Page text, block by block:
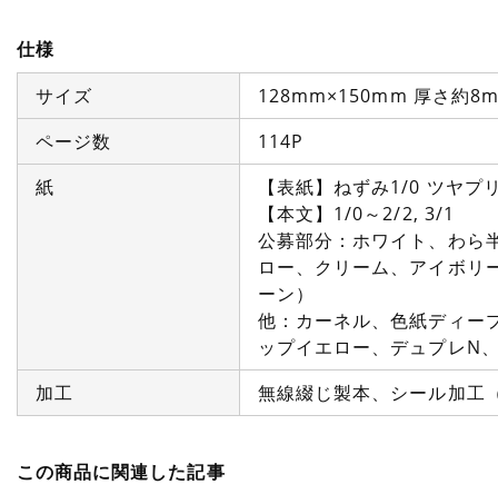
仕様
サイズ
128mm×150mm 厚さ約
ページ数
114P
紙
【表紙】ねずみ1/0 ツヤプ
【本文】1/0～2/2, 3/1
公募部分：ホワイト、わら
ロー、クリーム、アイボリ
ーン）
他：カーネル、色紙ディー
ップイエロー、デュプレN
加工
無線綴じ製本、シール加工
この商品に関連した記事